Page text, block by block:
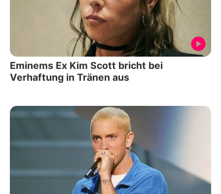
Eminems Ex Kim Scott bricht bei
Verhaftung in Tränen aus